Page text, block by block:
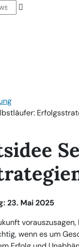
23. Mai 2025
wenn es um